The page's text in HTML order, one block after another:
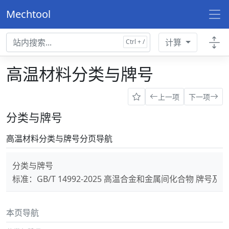
Mechtool
计算
高温材料分类与牌号
上一项 下一项
分类与牌号
高温材料分类与牌号分页导航
分类与牌号
标准：GB/T 14992-2025 高温合金和金属间化合物 牌号及
本页导航